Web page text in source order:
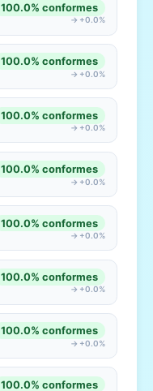
100.0% conformes
→ +0.0%
100.0% conformes
→ +0.0%
100.0% conformes
→ +0.0%
100.0% conformes
→ +0.0%
100.0% conformes
→ +0.0%
100.0% conformes
→ +0.0%
100.0% conformes
→ +0.0%
100.0% conformes